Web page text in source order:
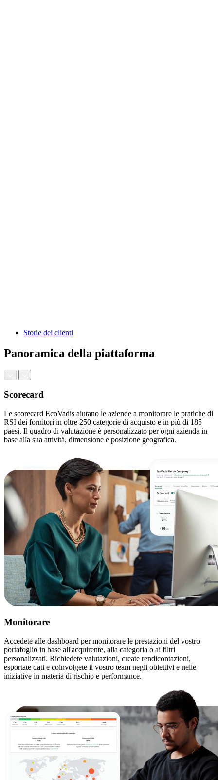
Storie dei clienti
Panoramica della piattaforma
Scorecard
Le scorecard EcoVadis aiutano le aziende a monitorare le pratiche di
RSI dei fornitori in oltre 250 categorie di acquisto e in più di 185
paesi. Il quadro di valutazione è personalizzato per ogni azienda in
base alla sua attività, dimensione e posizione geografica.
Monitorare
Accedete alle dashboard per monitorare le prestazioni del vostro
portafoglio in base all'acquirente, alla categoria o ai filtri
personalizzati. Richiedete valutazioni, create rendicontazioni,
esportate dati e coinvolgete il vostro team negli obiettivi e nelle
iniziative in materia di rischio e performance.